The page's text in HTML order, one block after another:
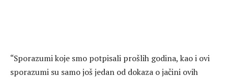
“Sporazumi koje smo potpisali prošlih godina, kao i ovi
sporazumi su samo još jedan od dokaza o jačini ovih